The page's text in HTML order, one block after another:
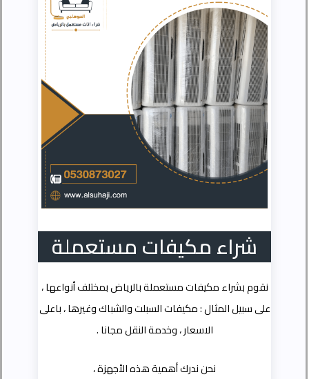
شراء مكيفات مستعملة
نقوم بشراء مكيفات مستعملة بالرياض بمختلف أنواعها ،
على سبيل المثال : مكيفات السبلت والشباك وغيرها ، باعلى
الاسعار ، وخدمة النقل مجانا .
نحن ندرك أهمية هذه الأجهزة ،